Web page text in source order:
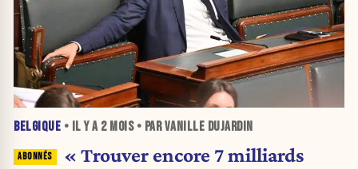
BELGIQUE • IL Y A 2 MOIS• PAR VANILLE DUJARDIN
« Trouver encore 7 milliards